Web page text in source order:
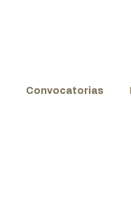
Convocatorias